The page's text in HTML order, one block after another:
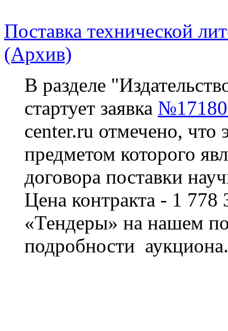
Поставка технической
(Архив)
В разделе
стартует заявка
center.ru отмечено, что
предметом которого
договора поставки
Цена контракта - 1 778
«Тендеры» на нашем
подробности аукциона.